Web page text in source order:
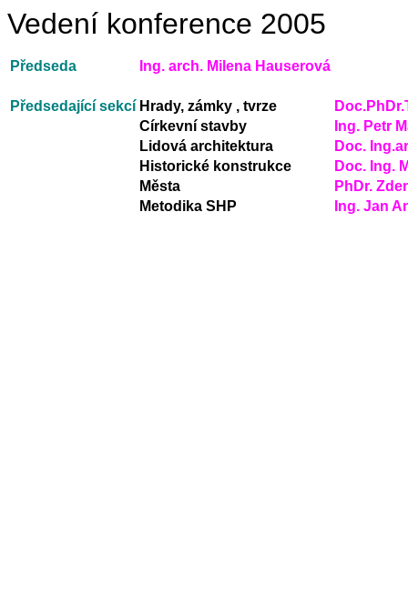
Vedení konference 2005
Předseda Ing. arch. Milena Hauserová
Předsedající sekcí Hrady, zámky , tvrze
Církevní stavby
Ing. Petr
Lidová architektura
Doc.
Historické konstrukce
Doc. Ing.
Města
PhDr.
Metodika SHP
Ing. Jan